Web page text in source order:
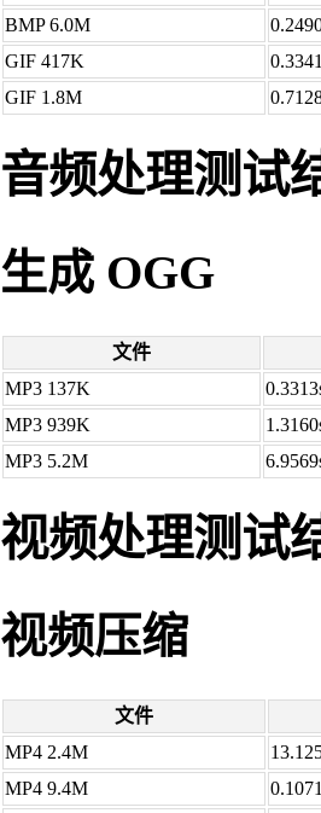
BMP 6.0M
GIF 417K
GIF 1.8M
音频处理测试
生成 OGG
文件
MP3 137K
MP3 939K
MP3 5.2M
视频处理测试
视频压缩
文件
MP4 2.4M
MP4 9.4M